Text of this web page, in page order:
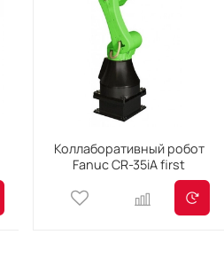
Коллаборативный робот
Fanuc CR-35iA first